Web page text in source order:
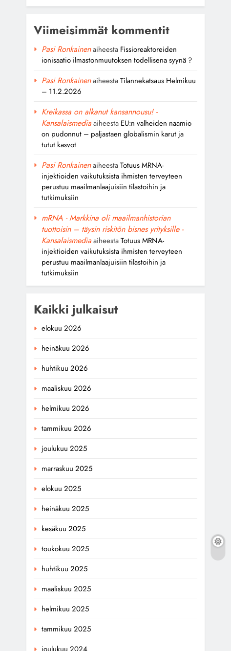
Viimeisimmät kommentit
Pasi Ronkainenaiheesta Fissioreaktoreiden
ionisaatio ilmastonmuutoksen todellisena syynä ?
Pasi RonkainenaiheestaTilannekatsaus Helmikuu
– 11.2.2026
Kreikassa on alkanut kansannousu! -
Kansalaismediaaiheesta EU:n valheiden naamio
on pudonnut – paljastaen globalismin karut ja
tutut kasvot
Pasi RonkainenaiheestaTotuus MRNA-
injektioiden vaikutuksista ihmisten terveyteen
perustuu maailmanlaajuisiin tilastoihin ja
tutkimuksiin
mRNA - Markkina oli maailmanhistorian
tuottoisin – täysin riskitön bisnes yrityksille -
KansalaismediaaiheestaTotuus MRNA-
injektioiden vaikutuksista ihmisten terveyteen
perustuu maailmanlaajuisiin tilastoihin ja
tutkimuksiin
Kaikki julkaisut
elokuu 2026
heinäkuu 2026
huhtikuu 2026
maaliskuu 2026
helmikuu 2026
tammikuu 2026
joulukuu 2025
marraskuu 2025
elokuu 2025
heinäkuu 2025
kesäkuu 2025
toukokuu 2025
huhtikuu 2025
maaliskuu 2025
helmikuu 2025
tammikuu 2025